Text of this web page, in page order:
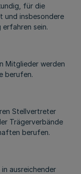
für die
und insbesondere
erfahren sein.
Mitglieder werden
berufen.
Stellvertreter
Trägerverbände
berufen.
ausreichender